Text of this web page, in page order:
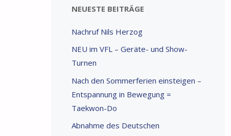
NEUESTE BEITRÄGE
Nachruf Nils Herzog
NEU im VFL – Geräte- und Show-
Turnen
Nach den Sommerferien einsteigen –
Entspannung in Bewegung =
Taekwon-Do
Abnahme des Deutschen